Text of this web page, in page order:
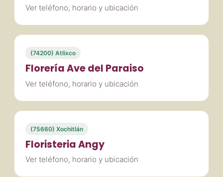
Ver teléfono, horario y ubicación
(74200) Atlixco
Florería Ave del Paraiso
Ver teléfono, horario y ubicación
(75660) Xochitlán
Floristeria Angy
Ver teléfono, horario y ubicación